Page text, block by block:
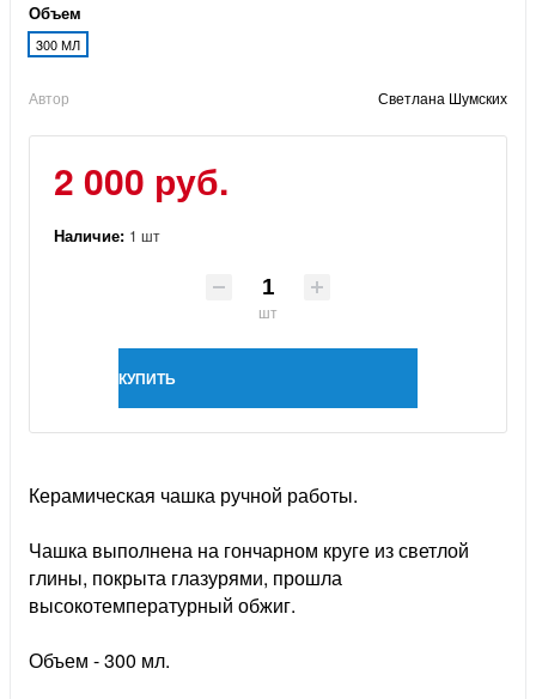
Объем
300 МЛ
Автор Светлана Шумских
2 000 руб.
Наличие: 1 шт
шт
КУПИТЬ
Керамическая чашка ручной работы.
Чашка выполнена на гончарном круге из светлой
глины, покрыта глазурями, прошла
высокотемпературный обжиг.
Объем - 300 мл.